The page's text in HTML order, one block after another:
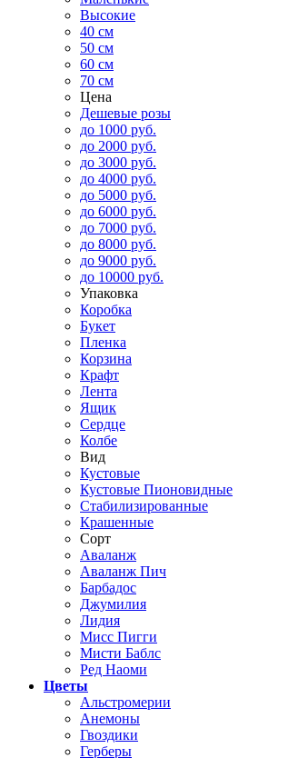
Высокие
40 см
50 см
60 см
70 см
Цена
Дешевые розы
до 1000 руб.
до 2000 руб.
до 3000 руб.
до 4000 руб.
до 5000 руб.
до 6000 руб.
до 7000 руб.
до 8000 руб.
до 9000 руб.
до 10000 руб.
Упаковка
Коробка
Букет
Пленка
Корзина
Крафт
Лента
Ящик
Сердце
Колбе
Вид
Кустовые
Кустовые Пионовидные
Стабилизированные
Крашенные
Сорт
Аваланж
Аваланж Пич
Барбадос
Джумилия
Лидия
Мисс Пигги
Мисти Баблс
Ред Наоми
Цветы
Альстромерии
Анемоны
Гвоздики
Герберы